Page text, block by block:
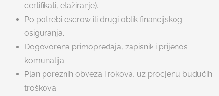
certifikati, etažiranje).
Po potrebi escrow ili drugi oblik financijskog
osiguranja.
Dogovorena primopredaja, zapisnik i prijenos
komunalija.
Plan poreznih obveza i rokova, uz procjenu budućih
troškova.